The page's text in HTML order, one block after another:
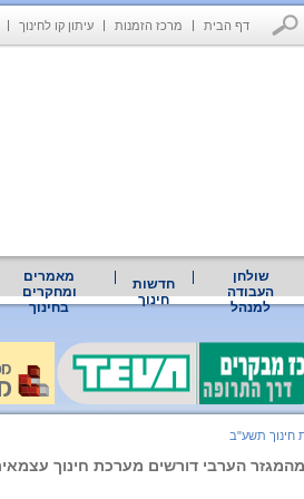
דף הבית מרכז הזמנות עיתון קו לחינוך
שולחן
העבודה
למנהל
חדשות
חינוך
מאמרים
ומחקרים
בחינוך
חינוך תשע"ב
הערבי דורשים מערכת חינוך